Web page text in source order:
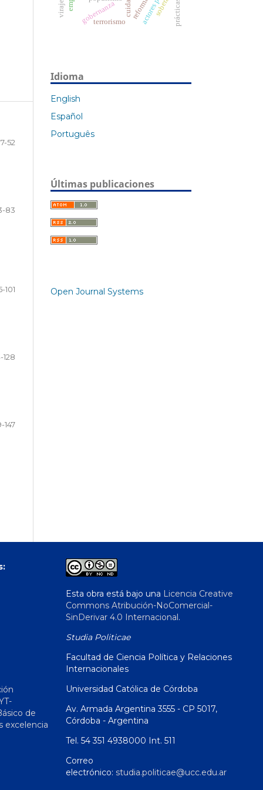
7-52
83
101
128
147
gobernanza
terrorismo
Idioma
English
Español
Português
Últimas publicaciones
Open Journal Systems
de
excelencia
Esta obra está bajo una Licencia Creative
Commons Atribución-NoComercial-
SinDerivar 4.0 Internacional.
Studia Politicae
Facultad de Ciencia Política y Relaciones
Internacionales
Universidad Católica de Córdoba
Av. Armada Argentina 3555 - CP 5017,
Córdoba - Argentina
Tel. 54 351 4938000 Int. 511
Correo
electrónico: studia.politicae@ucc.edu.ar